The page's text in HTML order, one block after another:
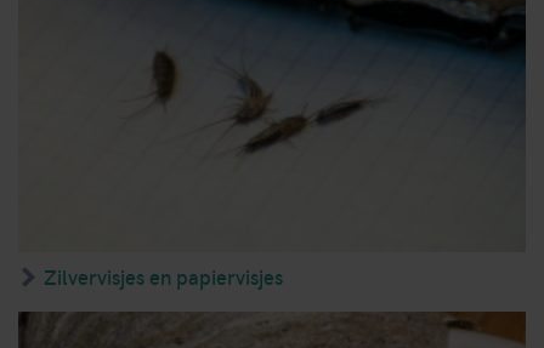
Zilvervisjes en papiervisjes